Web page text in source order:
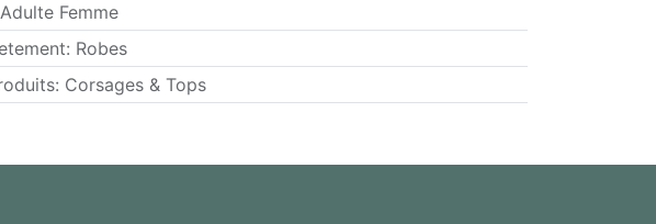
Adulte Femme
: Robes
: Corsages & Tops